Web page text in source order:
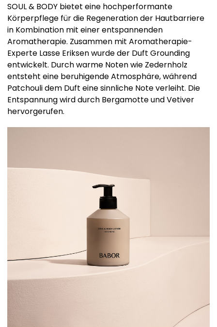
SOUL & BODY bietet eine hochperformante
Körperpflege für die Regeneration der Hautbarriere
in Kombination mit einer entspannenden
Aromatherapie. Zusammen mit Aromatherapie-
Experte Lasse Eriksen wurde der Duft Grounding
entwickelt. Durch warme Noten wie Zedernholz
entsteht eine beruhigende Atmosphäre, während
Patchouli dem Duft eine sinnliche Note verleiht. Die
Entspannung wird durch Bergamotte und Vetiver
hervorgerufen.